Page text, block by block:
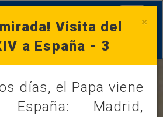
×
Visita del
a España - 3
días, el Papa viene
Madrid,